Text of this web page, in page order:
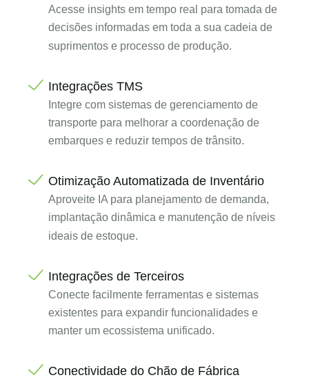
Acesse insights em tempo real para tomada de
decisões informadas em toda a sua cadeia de
suprimentos e processo de produção.
Integrações TMS
Integre com sistemas de gerenciamento de
transporte para melhorar a coordenação de
embarques e reduzir tempos de trânsito.
Otimização Automatizada de Inventário
Aproveite IA para planejamento de demanda,
implantação dinâmica e manutenção de níveis
ideais de estoque.
Integrações de Terceiros
Conecte facilmente ferramentas e sistemas
existentes para expandir funcionalidades e
manter um ecossistema unificado.
Conectividade do Chão de Fábrica